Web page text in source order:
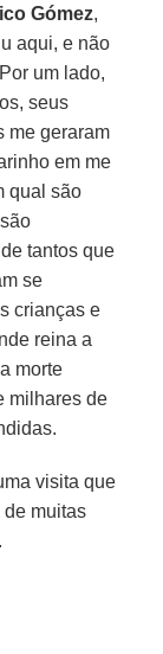
Gómez,
aqui, e não
um lado,
seus
me geraram
em me
qual são
tantos que
se
crianças e
reina a
morte
milhares de
visita que
de muitas